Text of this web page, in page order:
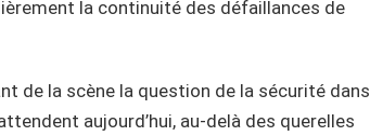
la continuité des défaillances de
de la scène la question de la sécurité dans
aujourd’hui, au-delà des querelles